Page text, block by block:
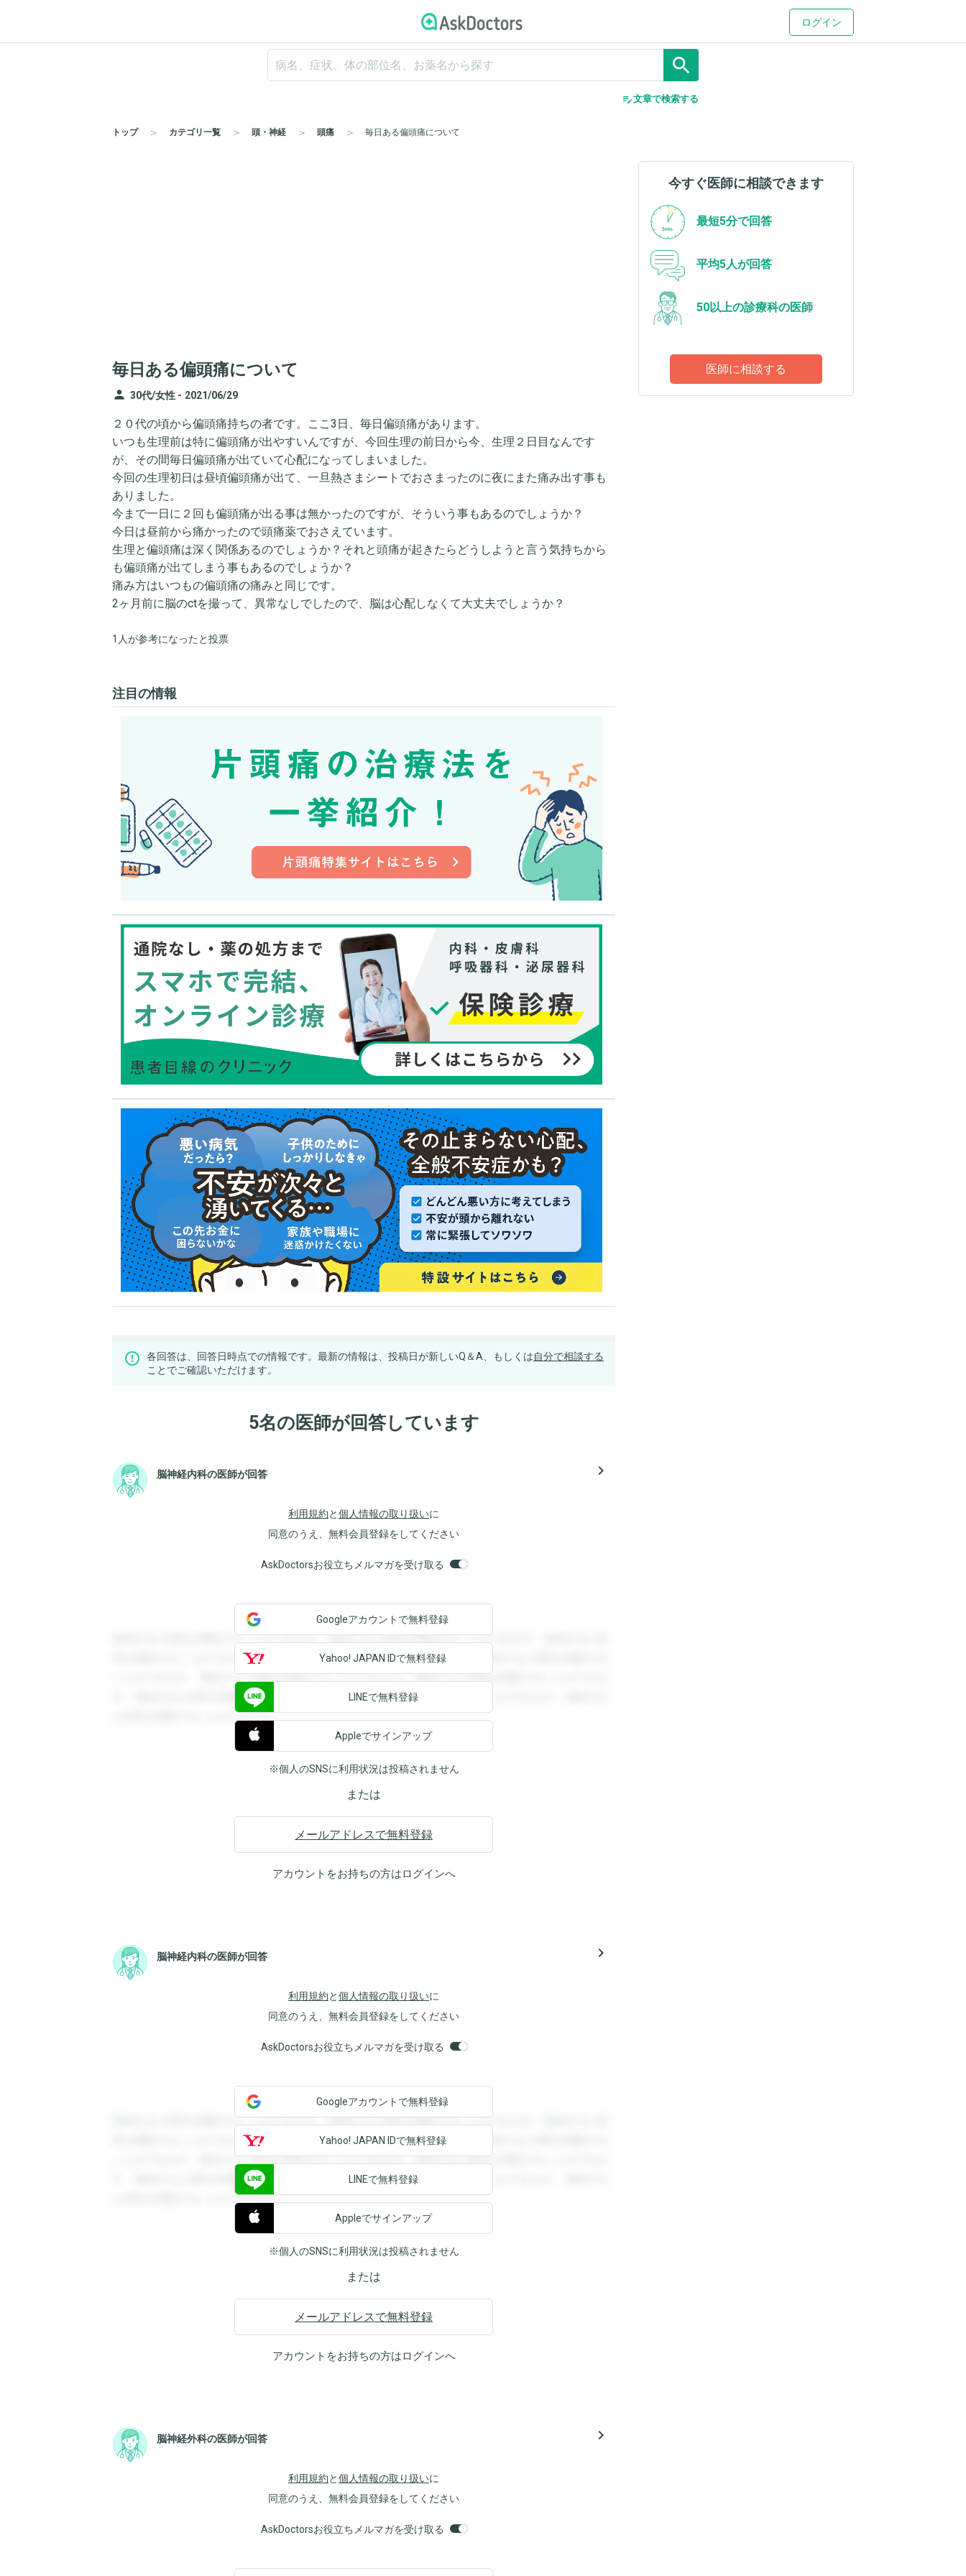
ログイン
search
edit_note文章で検索する
トップ カテゴリ一覧 頭・神経 頭痛 毎日ある偏頭痛について
毎日ある偏頭痛について
person 30代/女性 - 2021/06/29
２０代の頃から偏頭痛持ちの者です。ここ3日、毎日偏頭痛があります。
いつも生理前は特に偏頭痛が出やすいんですが、今回生理の前日から今、生理２日目なんです
が、その間毎日偏頭痛が出ていて心配になってしまいました。
今回の生理初日は昼頃偏頭痛が出て、一旦熱さまシートでおさまったのに夜にまた痛み出す事も
ありました。
今まで一日に２回も偏頭痛が出る事は無かったのですが、そういう事もあるのでしょうか？
今日は昼前から痛かったので頭痛薬でおさえています。
生理と偏頭痛は深く関係あるのでしょうか？それと頭痛が起きたらどうしようと言う気持ちから
も偏頭痛が出てしまう事もあるのでしょうか？
痛み方はいつもの偏頭痛の痛みと同じです。
2ヶ月前に脳のctを撮って、異常なしでしたので、脳は心配しなくて大丈夫でしょうか？
1人が参考になったと投票
注目の情報
各回答は、回答日時点での情報です。最新の情報は、投稿日が新しいQ＆A、もしくは自分で相談する
ことでご確認いただけます。
5名の医師が回答しています
脳神経内科の医師が回答 navigate_next
利用規約と個人情報の取り扱いに
同意のうえ、無料会員登録をしてください
AskDoctorsお役立ちメルマガを受け取る
登録すると回答を閲覧することができます。登録すると回答を閲覧することができます。登録すると回
答を閲覧することができます。登録すると回答を閲覧することができます。登録すると回答を閲覧する
ことができます。登録すると回答を閲覧することができます。登録すると回答を閲覧することができま
す。登録すると回答を閲覧することができます。登録すると回答を閲覧することができます。登録する
と回答を閲覧することができます。
Googleアカウントで無料登録
Yahoo! JAPAN IDで無料登録
LINEで無料登録
Appleでサインアップ
※個人のSNSに利用状況は投稿されません
または
メールアドレスで無料登録
アカウントをお持ちの方はログインへ
脳神経内科の医師が回答 navigate_next
利用規約と個人情報の取り扱いに
同意のうえ、無料会員登録をしてください
AskDoctorsお役立ちメルマガを受け取る
登録すると回答を閲覧することができます。登録すると回答を閲覧することができます。登録すると回
答を閲覧することができます。登録すると回答を閲覧することができます。登録すると回答を閲覧する
ことができます。登録すると回答を閲覧することができます。登録すると回答を閲覧することができま
す。登録すると回答を閲覧することができます。登録すると回答を閲覧することができます。登録する
と回答を閲覧することができます。
Googleアカウントで無料登録
Yahoo! JAPAN IDで無料登録
LINEで無料登録
Appleでサインアップ
※個人のSNSに利用状況は投稿されません
または
メールアドレスで無料登録
アカウントをお持ちの方はログインへ
脳神経外科の医師が回答 navigate_next
利用規約と個人情報の取り扱いに
同意のうえ、無料会員登録をしてください
AskDoctorsお役立ちメルマガを受け取る
今すぐ医師に相談できます
最短5分で回答
平均5人が回答
50以上の診療科の医師
医師に相談する